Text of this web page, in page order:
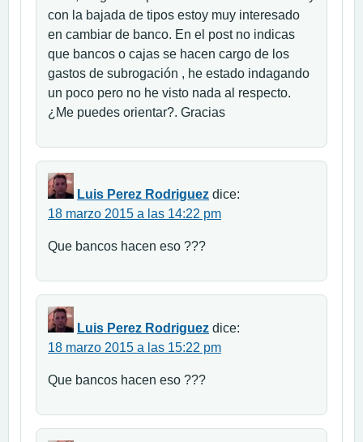
con la bajada de tipos estoy muy interesado
en cambiar de banco. En el post no indicas
que bancos o cajas se hacen cargo de los
gastos de subrogación , he estado indagando
un poco pero no he visto nada al respecto.
¿Me puedes orientar?. Gracias
Luis Perez Rodriguez dice:
18 marzo 2015 a las 14:22 pm
Que bancos hacen eso ???
Luis Perez Rodriguez dice:
18 marzo 2015 a las 15:22 pm
Que bancos hacen eso ???